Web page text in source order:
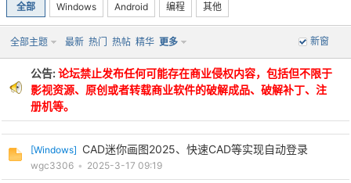
全部 Windows Android 编程 其他
新窗
全部主题 最新 热门 热帖 精华 更多
公告:论坛禁止发布任何可能存在商业侵权内容，包括但不限于
影视资源、原创或者转载商业软件的破解成品、破解补丁、注
册机等。
[Windows] CAD迷你画图2025、快速CAD等实现自动登录
wgc3306 • 2025-3-17 09:19